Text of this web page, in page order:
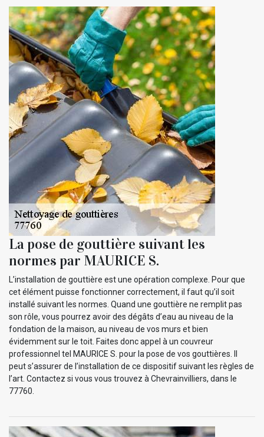
La pose de gouttière suivant les
normes par MAURICE S.
L’installation de gouttière est une opération complexe. Pour que
cet élément puisse fonctionner correctement, il faut qu’il soit
installé suivant les normes. Quand une gouttière ne remplit pas
son rôle, vous pourrez avoir des dégâts d’eau au niveau de la
fondation de la maison, au niveau de vos murs et bien
évidemment sur le toit. Faites donc appel à un couvreur
professionnel tel MAURICE S. pour la pose de vos gouttières. Il
peut s’assurer de l’installation de ce dispositif suivant les règles de
l’art. Contactez si vous vous trouvez à Chevrainvilliers, dans le
77760.